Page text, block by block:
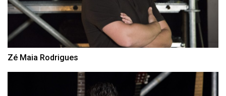
Zé Maia Rodrigues